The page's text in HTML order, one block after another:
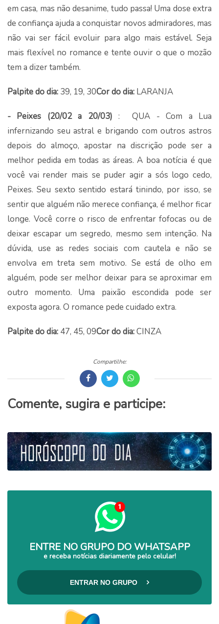
em casa, mas não desanime, tudo passa! Uma dose extra
de confiança ajuda a conquistar novos admiradores, mas
não vai ser fácil evoluir para algo mais estável. Seja
mais flexível no romance e tente ouvir o que o mozão
tem a dizer também.
Palpite do dia: 39, 19, 30Cor do dia: LARANJA
- Peixes (20/02 a 20/03) : QUA - Com a Lua
infernizando seu astral e brigando com outros astros
depois do almoço, apostar na discrição pode ser a
melhor pedida em todas as áreas. A boa notícia é que
você vai render mais se puder agir a sós logo cedo,
Peixes. Seu sexto sentido estará tinindo, por isso, se
sentir que alguém não merece confiança, é melhor ficar
longe. Você corre o risco de enfrentar fofocas ou de
deixar escapar um segredo, mesmo sem intenção. Na
dúvida, use as redes sociais com cautela e não se
envolva em treta sem motivo. Se está de olho em
alguém, pode ser melhor deixar para se aproximar em
outro momento. Uma paixão escondida pode ser
exposta agora. O romance pede cuidado extra.
Palpite do dia: 47, 45, 09Cor do dia:CINZA
Compartilhe:
Comente, sugira e participe:
ENTRE NO GRUPO DO WHATSAPP
e receba notícias diariamente pelo celular!
ENTRAR NO GRUPO